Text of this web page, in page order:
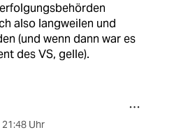
also langweilen und
(und wenn dann war es
des VS, gelle).
21:48 Uhr